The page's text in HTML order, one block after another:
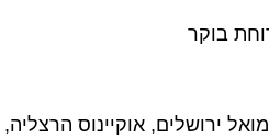
אוקיינוס הרצליה,